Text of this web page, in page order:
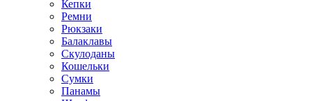
Кепки
Ремни
Рюкзаки
Балаклавы
Скулоданы
Кошельки
Сумки
Панамы